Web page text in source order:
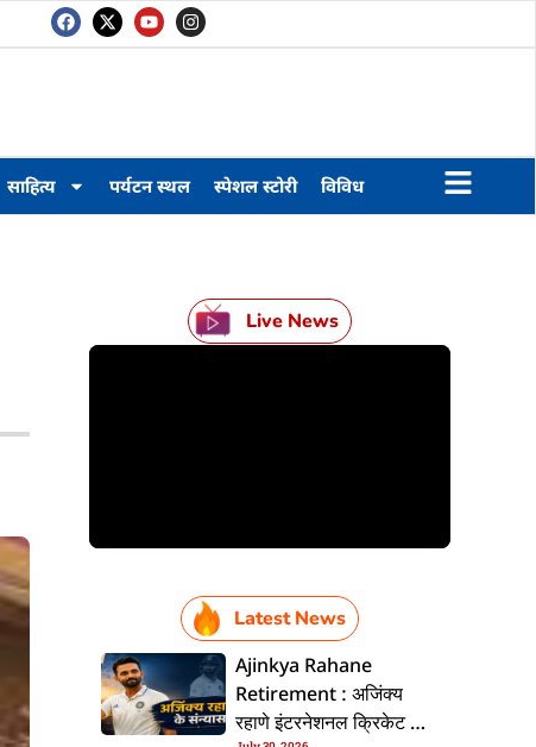
साहित्य पर्यटन स्थल स्पेशल स्टोरी विविध
Live News
Latest News
Ajinkya Rahane
Retirement : अजिंक्य
रहाणे इंटरनेशनल क्रिकेट से